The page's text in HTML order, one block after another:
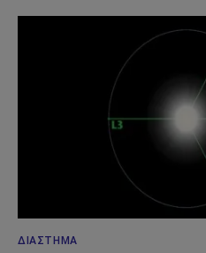
ΔΙΆΣΤΗΜΑ